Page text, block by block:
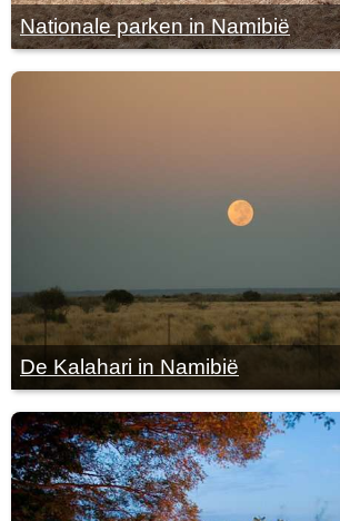
Nationale parken in Namibië
De Kalahari in Namibië